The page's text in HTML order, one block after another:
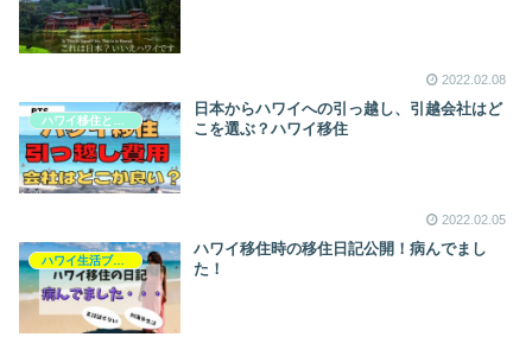
2022.02.08
日本からハワイへの引っ越し、引越会社はど
こを選ぶ？ハワイ移住
2022.02.05
ハワイ生活ブログ
ハワイ移住時の移住日記公開！病んでまし
た！